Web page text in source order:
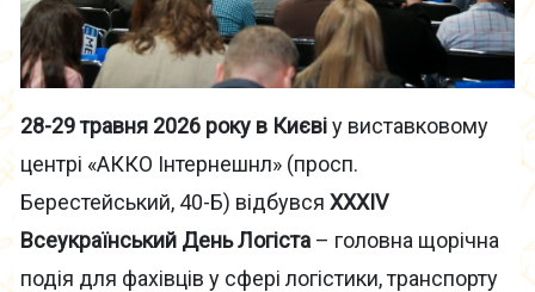
28-29 травня 2026 року в Києвіу виставковому
центрі «АККО Інтернешнл» (просп.
Берестейський, 40-Б) відбувся XXXIV
Всеукраїнський День Логіста – головна щорічна
подія для фахівців у сфері логістики, транспорту